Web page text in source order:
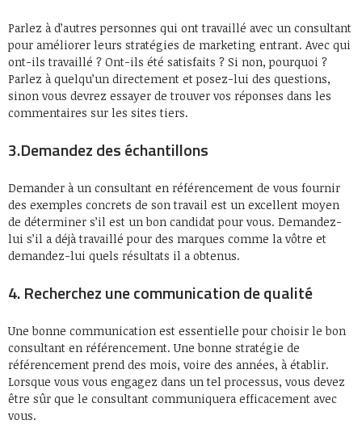
Parlez à d’autres personnes qui ont travaillé avec un consultant
pour améliorer leurs stratégies de marketing entrant. Avec qui
ont-ils travaillé ? Ont-ils été satisfaits ? Si non, pourquoi ?
Parlez à quelqu’un directement et posez-lui des questions,
sinon vous devrez essayer de trouver vos réponses dans les
commentaires sur les sites tiers.
3.Demandez des échantillons
Demander à un consultant en référencement de vous fournir
des exemples concrets de son travail est un excellent moyen
de déterminer s’il est un bon candidat pour vous. Demandez-
lui s’il a déjà travaillé pour des marques comme la vôtre et
demandez-lui quels résultats il a obtenus.
4. Recherchez une communication de qualité
Une bonne communication est essentielle pour choisir le bon
consultant en référencement. Une bonne stratégie de
référencement prend des mois, voire des années, à établir.
Lorsque vous vous engagez dans un tel processus, vous devez
être sûr que le consultant communiquera efficacement avec
vous.